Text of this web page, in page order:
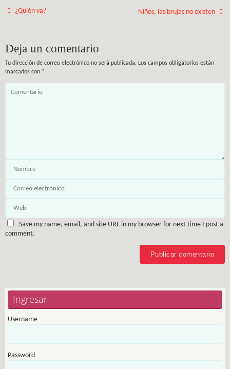
¿Quién va? Niños, las brujas no existen
Deja un comentario
Tu dirección de correo electrónico no será publicada. Los campos obligatorios están
marcados con *
Save my name, email, and site URL in my browser for next time I post a
comment.
Ingresar
Username
Password